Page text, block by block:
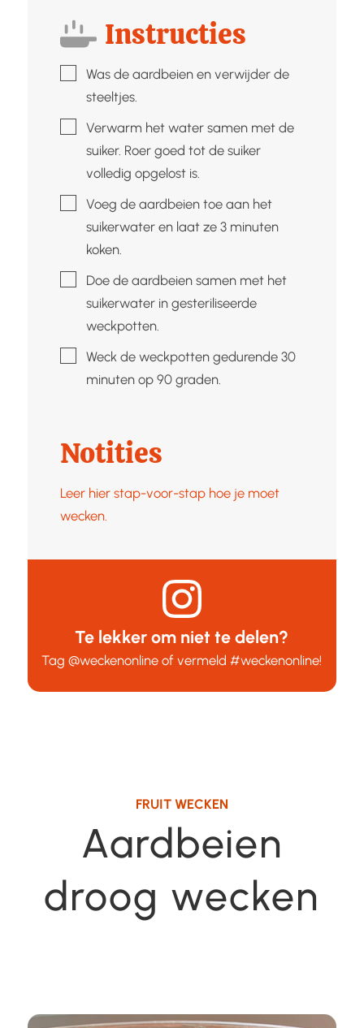
Instructies
▢Was de aardbeien en verwijder de
steeltjes.
▢Verwarm het water samen met de
suiker. Roer goed tot de suiker
volledig opgelost is.
▢Voeg de aardbeien toe aan het
suikerwater en laat ze 3 minuten
koken.
▢Doe de aardbeien samen met het
suikerwater in gesteriliseerde
weckpotten.
▢Weck de weckpotten gedurende 30
minuten op 90 graden.
Notities
Leer hier stap-voor-stap hoe je moet
wecken.
Te lekker om niet te delen?
Tag@weckenonline of vermeld#weckenonline!
FRUIT WECKEN
Aardbeien
droog wecken